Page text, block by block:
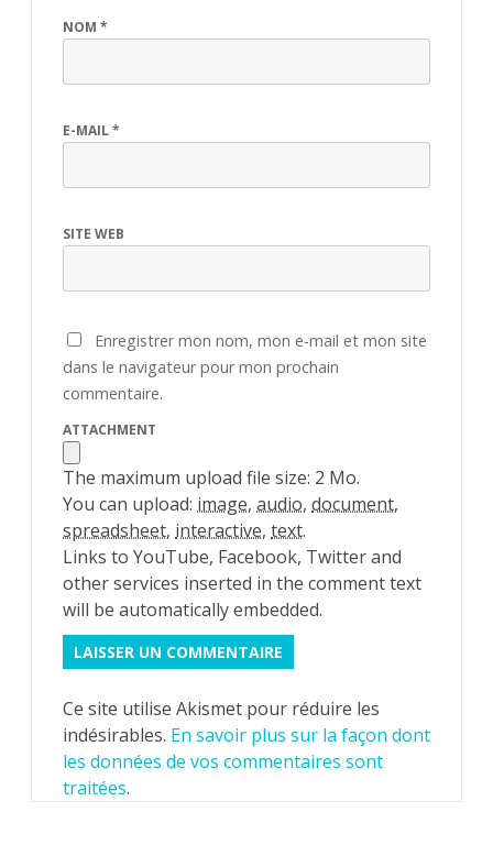
NOM *
E-MAIL*
SITE WEB
Enregistrer mon nom, mon e-mail et mon site
dans le navigateur pour mon prochain
commentaire.
ATTACHMENT
The maximum upload file size: 2 Mo.
You can upload: image, audio, document,
spreadsheet, interactive, text.
Links to YouTube, Facebook, Twitter and
other services inserted in the comment text
will be automatically embedded.
Ce site utilise Akismet pour réduire les
indésirables. En savoir plus sur la façon dont
les données de vos commentaires sont
traitées.